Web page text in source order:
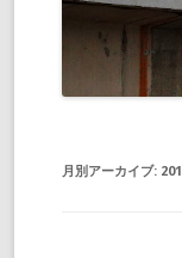
月別アーカイブ: